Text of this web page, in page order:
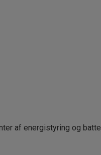
af energistyring og